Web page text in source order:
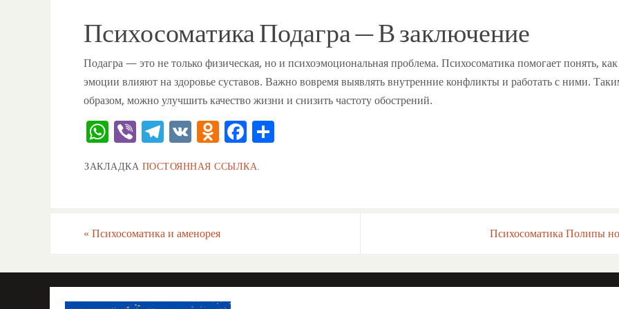
Психосоматика Подагра — В заключение
Подагра — это не только физическая, но и психоэмоциональная проблема. Психосоматика помогает понять, как
эмоции влияют на здоровье суставов. Важно вовремя выявлять внутренние конфликты и работать с ними.
образом, можно улучшить качество жизни и снизить частоту обострений.
W
at
p
Vi
er
T
e
m
V O
n
a
ni
F
c
k
ЗАКЛАДКА ПОСТОЯННАЯ ССЫЛКА
« Психосоматика и аменорея Психосоматика Полипы